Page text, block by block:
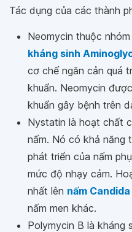
Tác dụng của các thành
Neomycin thuộc nhóm
kháng sinh
cơ chế ngăn cản quá
khuẩn. Neomycin
khuẩn gây bệnh trên
Nystatin là hoạt chất
nấm. Nó có khả năng
phát triển của nấm
mức độ nhạy cảm.
nhất lên nấm Candida
nấm men khác.
Polymycin B là kháng